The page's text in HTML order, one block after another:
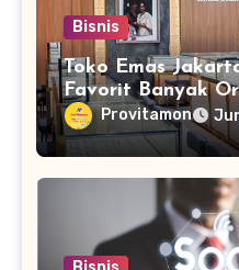
Bisnis
Toko Emas
Favorit Banyak
Provitamon